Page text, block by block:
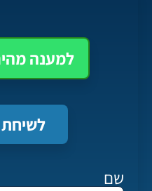
למענה
לשיחת
שם